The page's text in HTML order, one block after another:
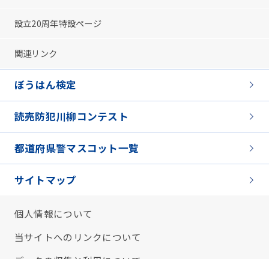
設立20周年特設ページ
関連リンク
ぼうはん検定
読売防犯川柳コンテスト
都道府県警マスコット一覧
サイトマップ
個人情報について
当サイトへのリンクについて